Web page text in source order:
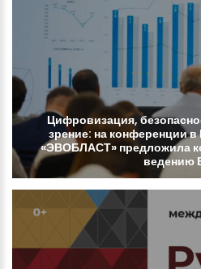
Цифровизация,
зрение: на конференциив
«ЭВОБЛАСТ» предложила
ведению